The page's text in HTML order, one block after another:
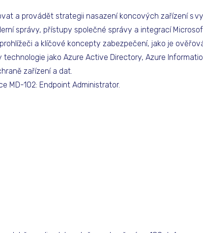
a provádět strategii nasazení koncových zařízení s
správy, přístupy společné správy a integrací
a klíčové koncepty zabezpečení, jako je
jako Azure Active Directory, Azure
zařízení a dat.
MD-102: Endpoint Administrator.